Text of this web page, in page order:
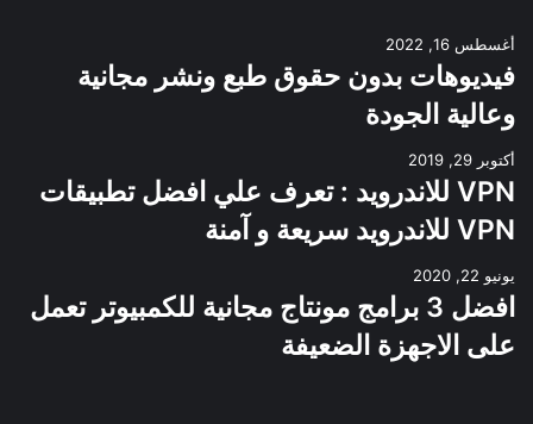
أغسطس 16, 2022
فيديوهات بدون حقوق طبع ونشر مجانية
وعالية الجودة
أكتوبر 29, 2019
VPN للاندرويد : تعرف علي افضل تطبيقات
VPN للاندرويد سريعة و آمنة
يونيو 22, 2020
افضل 3 برامج مونتاج مجانية للكمبيوتر تعمل
على الاجهزة الضعيفة